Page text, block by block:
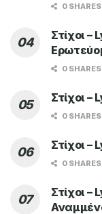
0 SHARES
Στίχοι
0 SHARES
Στίχοι
0 SHARES
Στίχοι –
0 SHARES
Στίχοι –